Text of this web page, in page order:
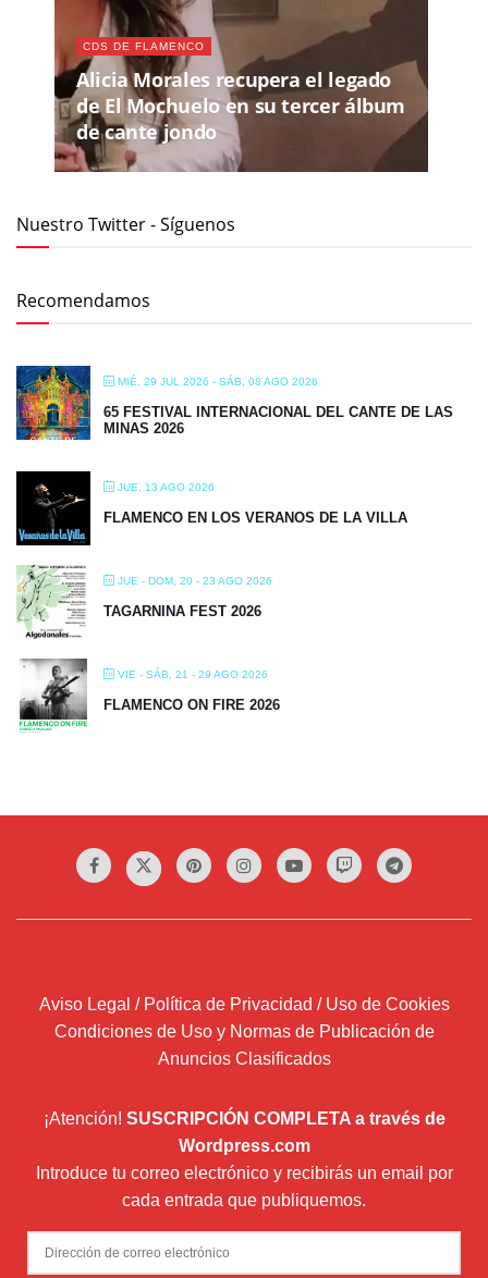
CDS DE FLAMENCO
Alicia Morales recupera el legado
de El Mochuelo en su tercer álbum
de cante jondo
Nuestro Twitter - Síguenos
Recomendamos
MIÉ, 29 JUL 2026 - SÁB, 08 AGO 2026
65 FESTIVAL INTERNACIONAL DEL CANTE DE LAS
MINAS 2026
JUE, 13 AGO 2026
FLAMENCO EN LOS VERANOS DE LA VILLA
JUE - DOM, 20 - 23 AGO 2026
TAGARNINA FEST 2026
VIE - SÁB, 21 - 29 AGO 2026
FLAMENCO ON FIRE 2026
Aviso Legal / Política de Privacidad / Uso de Cookies
Condiciones de Uso y Normas de Publicación de
Anuncios Clasificados
¡Atención! SUSCRIPCIÓN COMPLETA a través de
Wordpress.com
Introduce tu correo electrónico y recibirás un email por
cada entrada que publiquemos.
Dirección
de